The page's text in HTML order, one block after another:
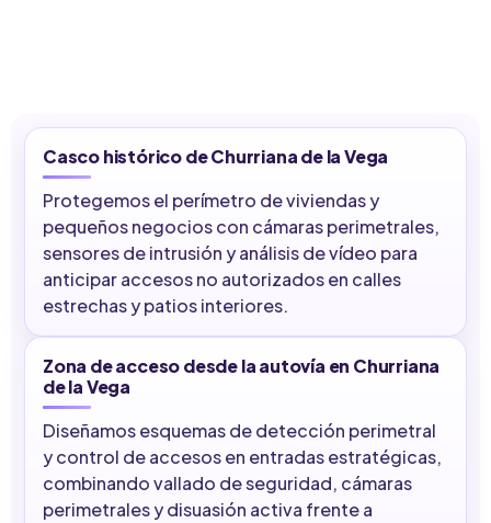
Casco histórico de Churriana de la Vega
Protegemos el perímetro de viviendas y
pequeños negocios con cámaras perimetrales,
sensores de intrusión y análisis de vídeo para
anticipar accesos no autorizados en calles
estrechas y patios interiores.
Zona de acceso desde la autovía en Churriana
de la Vega
Diseñamos esquemas de detección perimetral
y control de accesos en entradas estratégicas,
combinando vallado de seguridad, cámaras
perimetrales y disuasión activa frente a